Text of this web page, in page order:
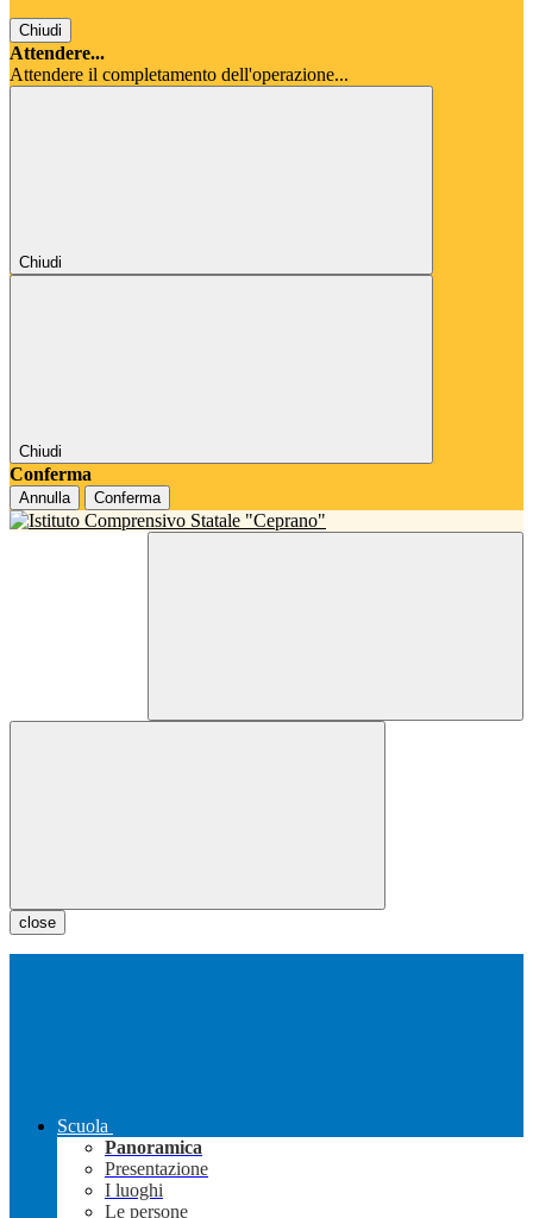
Chiudi
Attendere...
Attendere il completamento dell'operazione...
Chiudi
Chiudi
Conferma
Annulla Conferma
close
Scuola
Panoramica
Presentazione
I luoghi
Le persone